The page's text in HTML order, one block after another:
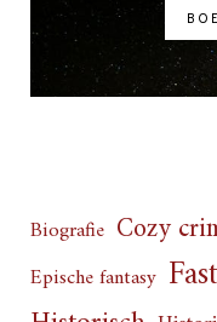
Biografie Cozy
Epische fantasy